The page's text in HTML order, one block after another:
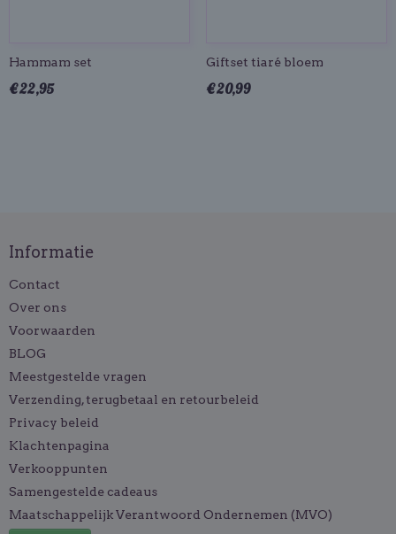
Hammam set
€ 22,95
Giftset tiaré bloem
€ 20,99
Informatie
Contact
Over ons
Voorwaarden
BLOG
Meestgestelde vragen
Verzending, terugbetaal en retourbeleid
Privacy beleid
Klachtenpagina
Verkooppunten
Samengestelde cadeaus
Maatschappelijk Verantwoord Ondernemen (MVO)